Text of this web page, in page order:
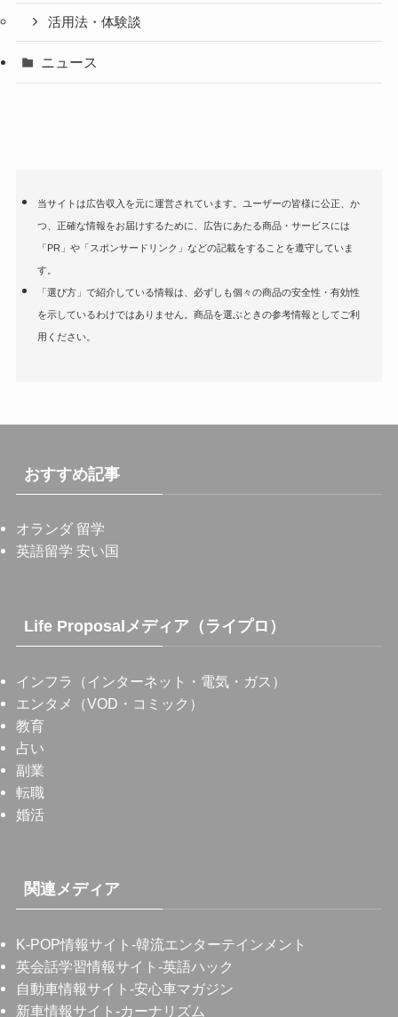
活用法・体験談
ニュース
当サイトは広告収入を元に運営されています。ユーザーの皆様に公正、か
つ、正確な情報をお届けするために、広告にあたる商品・サービスには
「PR」や「スポンサードリンク」などの記載をすることを遵守していま
す。
「選び方」で紹介している情報は、必ずしも個々の商品の安全性・有効性
を示しているわけではありません。商品を選ぶときの参考情報としてご利
用ください。
おすすめ記事
オランダ 留学
英語留学 安い国
Life Proposalメディア（ライプロ）
インフラ（インターネット・電気・ガス）
エンタメ（VOD・コミック）
教育
占い
副業
転職
婚活
関連メディア
K-POP情報サイト -韓流エンターテインメント
英会話学習情報サイト -英語ハック
自動車情報サイト -安心車マガジン
新車情報サイト -カーナリズム